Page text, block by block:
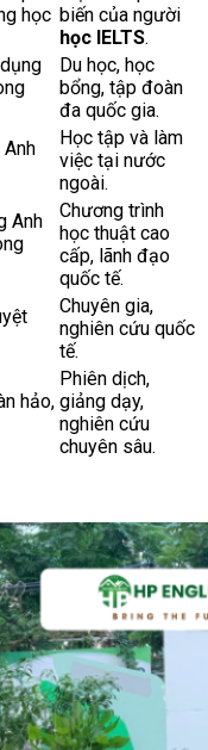
học biến của người
học IELTS.
Du học, học
bổng, tập đoàn
đa quốc gia.
Học tập và làm
việc tại nước
ngoài.
Anh
Chương trình
học thuật cao
cấp, lãnh đạo
quốc tế.
Chuyên gia,
nghiên cứu quốc
tế.
hảo,
Phiên dịch,
giảng dạy,
nghiên cứu
chuyên sâu.